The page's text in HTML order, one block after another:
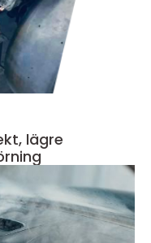
lägre